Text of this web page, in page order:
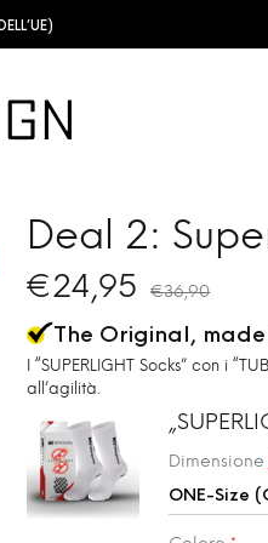
TUBES
KIDS
Deal 2:
€24,95 €36,90
The Original, made
I “SUPERLIGHT Socks” con i
all’agilità.
Dimensione